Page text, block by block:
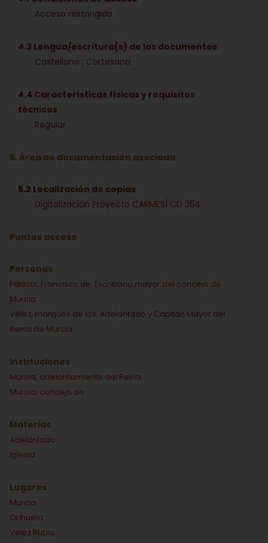
Acceso restringido
4.3 Lengua/escritura(s) de los documentos
Castellano ; Cortesana
4.4 Características físicas y requisitos
técnicos
Regular
5. Área de documentación asociada
5.2 Localización de copias
Digitalización Proyecto CARMESÍ CD 354
Puntos acceso
Personas
Palazol, Francisco de. Escribano mayor del concejo de
Murcia
Vélez, marqués de los. Adelantado y Capitán Mayor del
Reino de Murcia
Instituciones
Murcia, adelantamiento del Reino
Murcia, concejo de
Materias
Adelantado
Iglesia
Lugares
Murcia
Orihuela
Velez Rubio